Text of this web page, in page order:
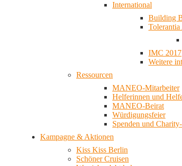
International
Building
IMC 2017
Weitere
Ressourcen
MANEO-Mitarbeiter
Helferinnen und
MANEO-Beirat
Würdigungsfeier
Spenden und
Kampagne & Aktionen
Kiss Kiss Berlin
Schöner Cruisen